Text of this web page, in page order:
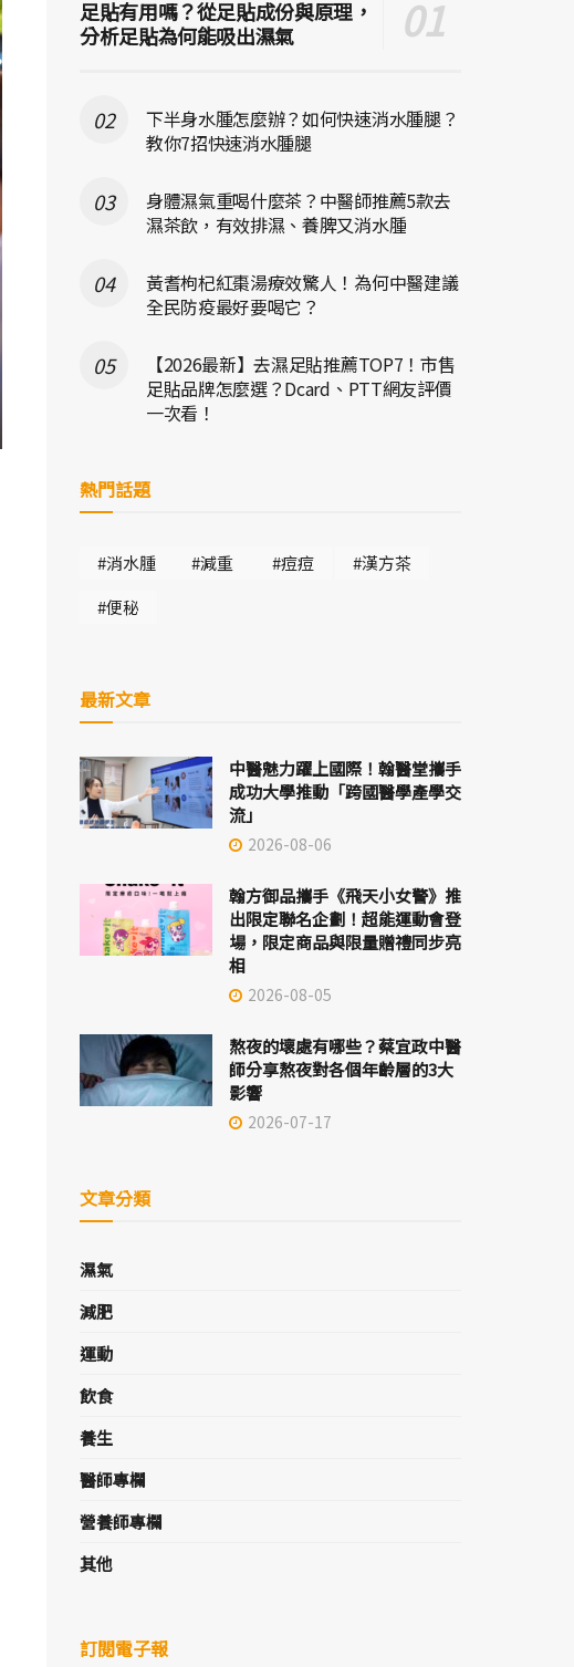
足貼有用嗎？從足貼成份與原理，
分析足貼為何能吸出濕氣
下半身水腫怎麼辦？如何快速消水腫腿？
教你7招快速消水腫腿
身體濕氣重喝什麼茶？中醫師推薦5款去
濕茶飲，有效排濕、養脾又消水腫
黃耆枸杞紅棗湯療效驚人！為何中醫建議
全民防疫最好要喝它？
【2026最新】去濕足貼推薦TOP7！市售
足貼品牌怎麼選？Dcard、PTT網友評價
一次看！
熱門話題
#消水腫 #減重 #痘痘
#漢方茶
#便秘
最新文章
中醫魅力躍上國際！翰醫堂攜手
成功大學推動「跨國醫學產學交
流」
2026-08-06
翰方御品攜手《飛天小女警》推
出限定聯名企劃！超能運動會登
場，限定商品與限量贈禮同步亮
相
2026-08-05
熬夜的壞處有哪些？蔡宜政中醫
師分享熬夜對各個年齡層的3大
影響
2026-07-17
文章分類
濕氣
減肥
運動
飲食
養生
醫師專欄
營養師專欄
其他
訂閱電子報